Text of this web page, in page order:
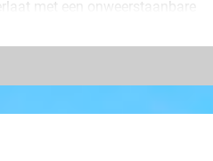
met een onweerstaanbare
van 15 of 20 minuten. De
20 minuten wel wat voor jou.